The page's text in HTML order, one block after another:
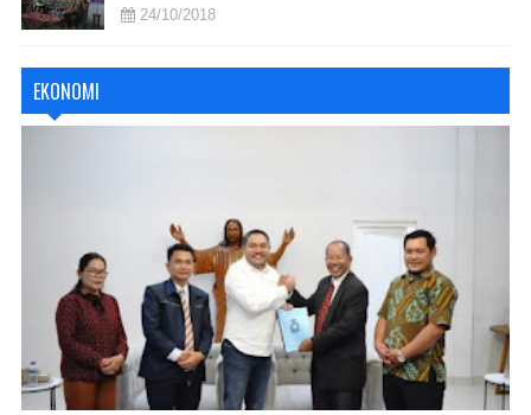
24/10/2018
EKONOMI